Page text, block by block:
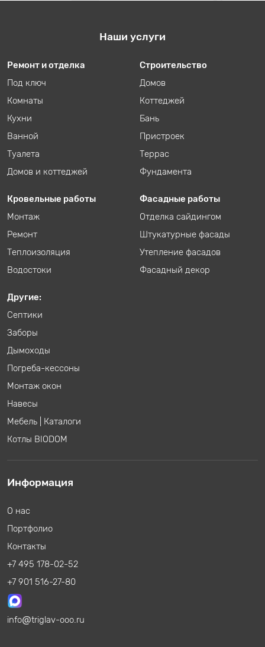
Наши услуги
Ремонт и отделка
Под ключ
Комнаты
Кухни
Ванной
Туалета
Домов и коттеджей
Строительство
Домов
Коттеджей
Бань
Пристроек
Террас
Фундамента
Кровельные работы
Монтаж
Ремонт
Теплоизоляция
Водостоки
Фасадные работы
Отделка сайдингом
Штукатурные фасады
Утепление фасадов
Фасадный декор
Другие:
Септики
Заборы
Дымоходы
Погреба-кессоны
Монтаж окон
Навесы
Мебель
Каталоги
Котлы BIODOM
Информация
О нас
Портфолио
Контакты
+7 495 178-02-52
+7 901 516-27-80
info triglav-ooo.ru